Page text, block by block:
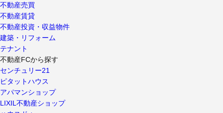
不動産売買
不動産賃貸
不動産投資・収益物件
建築・リフォーム
テナント
不動産FCから探す
センチュリー21
ピタットハウス
アパマンショップ
LIXIL不動産ショップ